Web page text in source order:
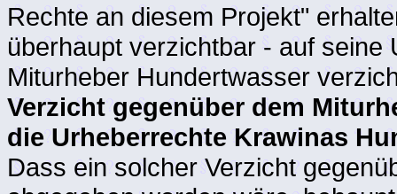
Rechte an diesem Projekt"
überhaupt verzichtbar - auf
Miturheber Hundertwasser
Verzicht gegenüber dem
die Urheberrechte Krawinas
Dass ein solcher Verzicht